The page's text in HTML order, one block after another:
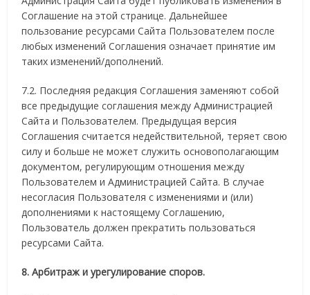
Соглашение на этой странице. Дальнейшее
пользование ресурсами Сайта Пользователем после
любых изменений Соглашения означает принятие им
таких изменений/дополнений.
7.2. Последняя редакция Соглашения заменяют собой
все предыдущие соглашения между Администрацией
Сайта и Пользователем. Предыдущая версия
Соглашения считается недействительной, теряет свою
силу и больше не может служить основополагающим
документом, регулирующим отношения между
Пользователем и Администрацией Сайта. В случае
несогласия Пользователя с изменениями и (или)
дополнениями к настоящему Соглашению,
Пользователь должен прекратить пользоваться
ресурсами Сайта.
8. Арбитраж и урегулирование споров.